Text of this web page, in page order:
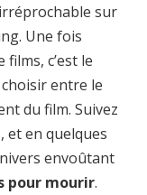
sur
Une fois
c’est le
entre le
du film. Suivez
et en quelques
envoûtant
pour mourir.